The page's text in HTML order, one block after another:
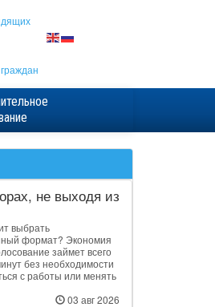
не выходя из
выбрать
формат? Экономия
займет всего
без необходимости
с работы или менять
03 авг 2026